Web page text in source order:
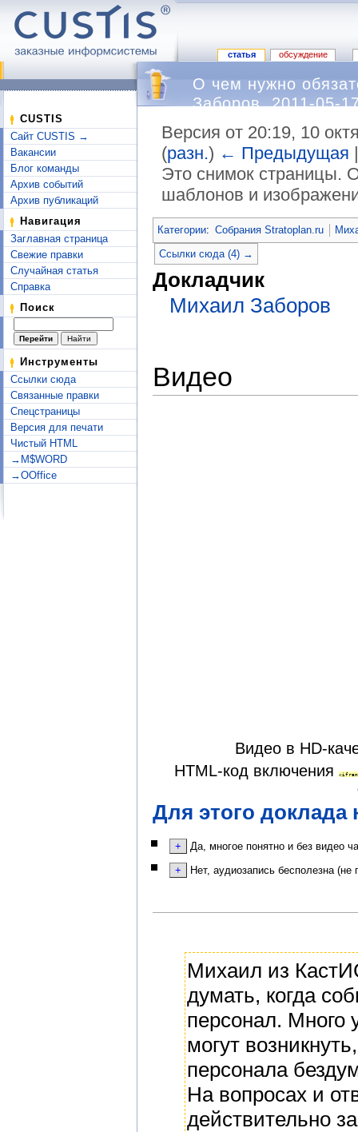
статья обсуждение
CUSTIS
Сайт CUSTIS →
Вакансии
Блог команды
Архив событий
Архив публикаций
Навигация
Заглавная страница
Свежие правки
Случайная статья
Справка
Поиск
Инструменты
Ссылки сюда
Связанные правки
Спецстраницы
Версия для печати
Чистый HTML
→M$WORD
→OOffice
О чем нужно
Заборов, 2011-05-
Версия от 20:19, 10
(разн.) ← Предыдущая
Это снимок страницы.
шаблонов и
Категории: Собрания Stratoplan.ru
Ссылки сюда (4) →
Докладчик
Михаил Заборов
Видео
Видео в HD-
HTML-код включения
Для этого доклада
Да, многое понятно и без видео
Нет, аудиозапись бесполезна
Михаил из
думать, когда
персонал. Много
могут
персонала
На вопросах и
действительно